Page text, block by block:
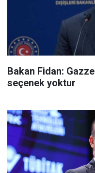
Bakan Fidan:
seçenek yoktur